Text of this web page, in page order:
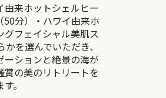
来ホットシェルヒー
50分）・ハワイ由来ホ
グフェイシャル美肌ス
を選んでいただき、
ーションと絶景の海が
賞の美のリトリートを
。